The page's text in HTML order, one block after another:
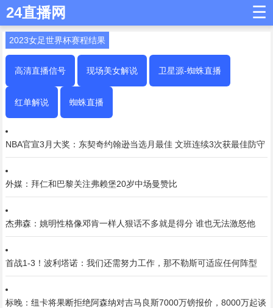
24直播网 ☰
2023女足世界杯赛程结果
高清直播信号 现场美女解说 卫星源-蜘蛛直播
红单解说 蜘蛛直播
NBA官宣3月大奖：东契奇约翰逊当选月最佳 文班连续3次获最佳防守
外媒：拜仁和巴黎关注弗赖堡20岁中场曼赞比
杰弗森：姚明性格像邓肯一样人狠话不多就是得分 谁也无法激怒他
首战1-3！波利塔诺：我们还需努力工作，那不勒斯可适应任何阵型
标晚：纽卡将果断拒绝阿森纳对吉马良斯7000万镑报价，8000万起谈